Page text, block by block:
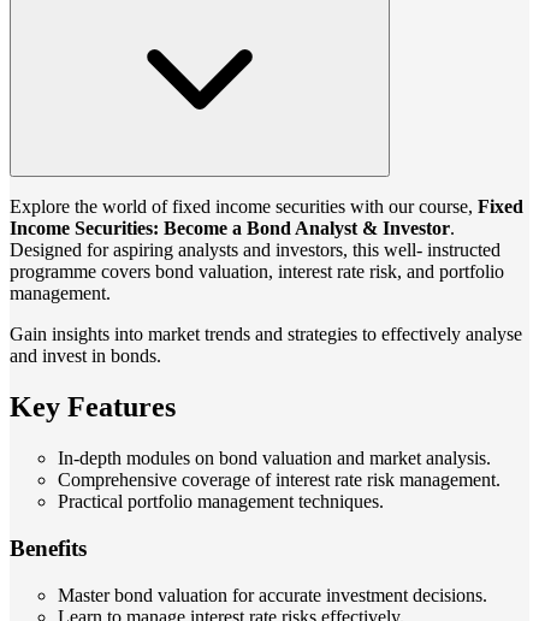
Explore the world of fixed income securities with our course, Fixed
Income Securities: Become a Bond Analyst & Investor.
Designed for aspiring analysts and investors, this well- instructed
programme covers bond valuation, interest rate risk, and portfolio
management.
Gain insights into market trends and strategies to effectively analyse
and invest in bonds.
Key Features
In-depth modules on bond valuation and market analysis.
Comprehensive coverage of interest rate risk management.
Practical portfolio management techniques.
Benefits
Master bond valuation for accurate investment decisions.
Learn to manage interest rate risks effectively.